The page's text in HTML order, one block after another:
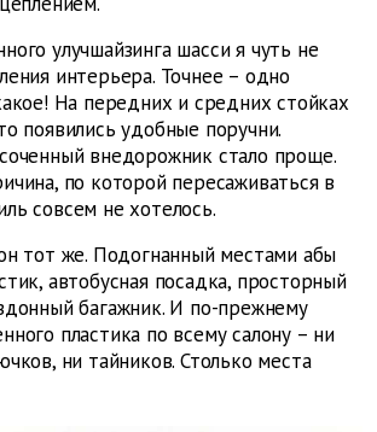
улучшайзинга шасси я чуть не
интерьера. Точнее – одно
На передних и средних стойках
появились удобные поручни.
внедорожник стало проще.
по которой пересаживаться в
совсем не хотелось.
тот же. Подогнанный местами абы
автобусная посадка, просторный
багажник. И по-прежнему
пластика по всему салону – ни
ни тайников. Столько места